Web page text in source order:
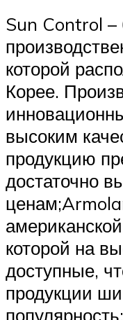
Sun Control –
которой
Корее.
высоким
продукцию
достаточно
которой на
доступные,
продукции